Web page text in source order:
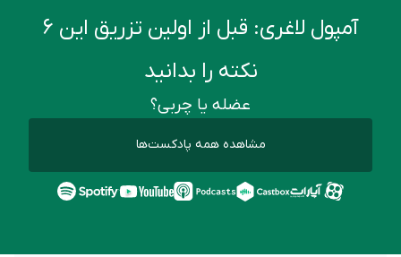
آمپول لاغری: قبل از اولین تزریق این ۶
نکته را بدانید
عضله یا چربی؟
مشاهده همه پادکست‌ها